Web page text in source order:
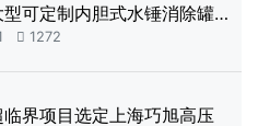
型可定制内胆式水锤消除罐
控制系统
 1272
界项目选定上海巧旭高压